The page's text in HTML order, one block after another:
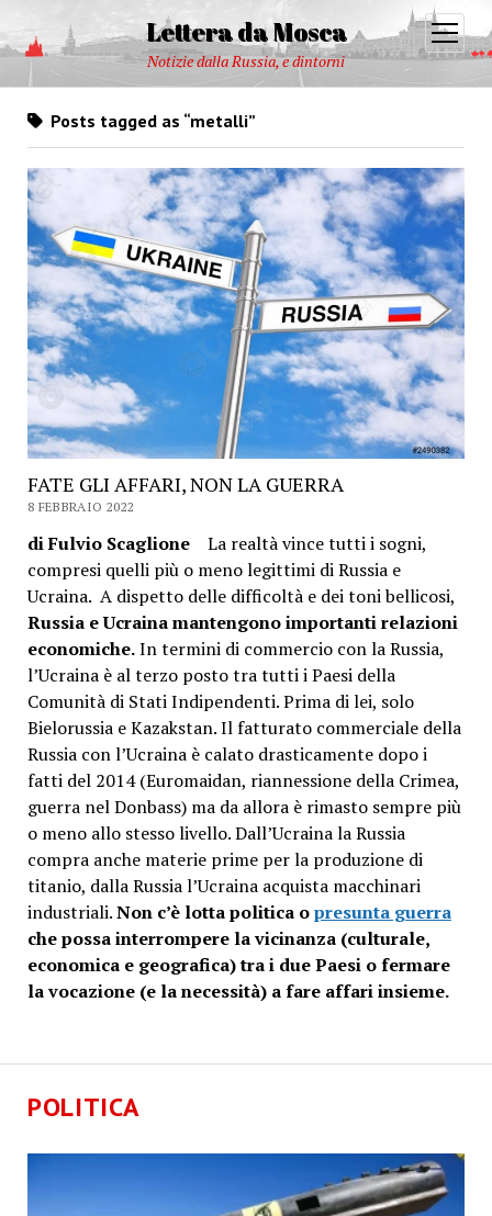
Lettera da Mosca
Notizie dalla Russia, e dintorni
open
menu
POLITICA
Posts tagged as “metalli”
FATE GLI AFFARI, NON LA GUERRA
8 FEBBRAIO 2022
di Fulvio ScaglioneLa realtà vince tutti i sogni,
compresi quelli più o meno legittimi di Russia e
Ucraina. A dispetto delle difficoltà e dei toni bellicosi,
Russia e Ucraina mantengono importanti relazioni
economiche.In termini di commercio con la Russia,
l’Ucraina è al terzo posto tra tutti i Paesi della
Comunità di Stati Indipendenti. Prima di lei, solo
Bielorussia e Kazakstan. Il fatturato commerciale della
Russia con l’Ucraina è calato drasticamente dopo i
fatti del 2014 (Euromaidan, riannessione della Crimea,
guerra nel Donbass) ma da allora è rimasto sempre più
o meno allo stesso livello. Dall’Ucraina la Russia
compra anche materie prime per la produzione di
titanio, dalla Russia l’Ucraina acquista macchinari
industriali.Non c’è lotta politica opresunta guerra
che possa interrompere la vicinanza (culturale,
economica e geografica) tra i due Paesi o fermare
la vocazione (e la necessità) a fare affari insieme.